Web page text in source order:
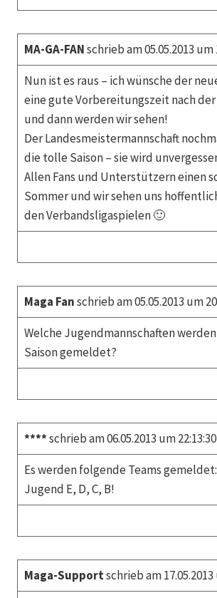
MA-GA-FANschrieb am 05.05.2013 um
Nun ist es raus – ich wünsche der
eine gute Vorbereitungszeit nach
und dann werden wir sehen!
Der Landesmeistermannschaft
die tolle Saison – sie wird
Allen Fans und Unterstützern einen
Sommer und wir sehen uns
den Verbandsligaspielen 🙂
Maga Fanschrieb am 05.05.2013 um
Welche Jugendmannschaften
Saison gemeldet?
****schrieb am 06.05.2013 um 22:13:30
Es werden folgende Teams
Jugend E, D, C, B!
Maga-Supportschrieb am 17.05.2013